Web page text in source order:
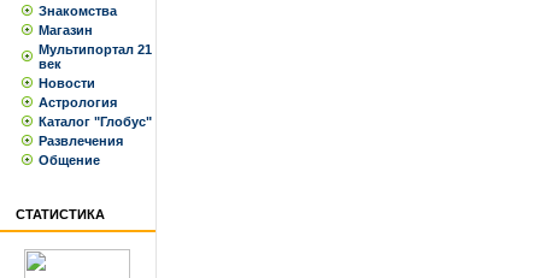
Знакомства
Магазин
Мультипортал 21
век
Новости
Астрология
Каталог "Глобус"
Развлечения
Общение
СТАТИСТИКА